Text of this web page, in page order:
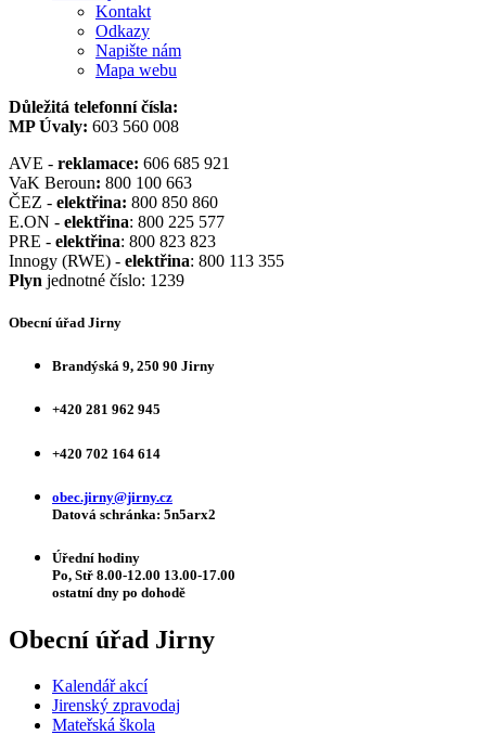
Kontakt
Odkazy
Napište nám
Mapa webu
Důležitá telefonní čísla:
MP Úvaly: 603 560 008
AVE - reklamace: 606 685 921
VaK Beroun: 800 100 663
ČEZ - elektřina: 800 850 860
E.ON - elektřina: 800 225 577
PRE - elektřina: 800 823 823
Innogy (RWE) - elektřina: 800 113 355
Plyn jednotné číslo: 1239
Obecní úřad Jirny
Brandýská 9, 250 90 Jirny
+420 281 962 945
+420 702 164 614
obec.jirny@jirny.cz
Datová schránka: 5n5arx2
Úřední hodiny
Po, Stř 8.00-12.00 13.00-17.00
ostatní dny po dohodě
Obecní úřad Jirny
Kalendář akcí
Jirenský zpravodaj
Mateřská škola